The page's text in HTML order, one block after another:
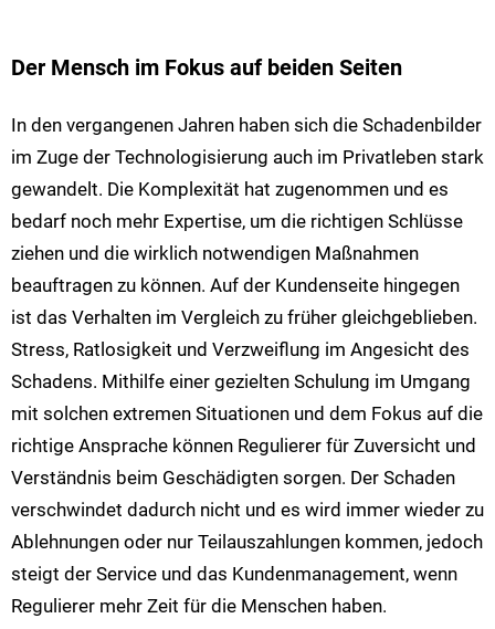
Der Mensch im Fokus auf beiden Seiten
In den vergangenen Jahren haben sich die Schadenbilder
im Zuge der Technologisierung auch im Privatleben stark
gewandelt. Die Komplexität hat zugenommen und es
bedarf noch mehr Expertise, um die richtigen Schlüsse
ziehen und die wirklich notwendigen Maßnahmen
beauftragen zu können. Auf der Kundenseite hingegen
ist das Verhalten im Vergleich zu früher gleichgeblieben.
Stress, Ratlosigkeit und Verzweiflung im Angesicht des
Schadens. Mithilfe einer gezielten Schulung im Umgang
mit solchen extremen Situationen und dem Fokus auf die
richtige Ansprache können Regulierer für Zuversicht und
Verständnis beim Geschädigten sorgen. Der Schaden
verschwindet dadurch nicht und es wird immer wieder zu
Ablehnungen oder nur Teilauszahlungen kommen, jedoch
steigt der Service und das Kundenmanagement, wenn
Regulierer mehr Zeit für die Menschen haben.